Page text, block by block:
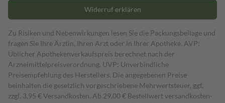
Widerruf erklären
Zu Risiken und Nebenwirkungen lesen Sie die Packungsbeilage und
fragen Sie Ihre Ärztin, Ihren Arzt oder in Ihrer Apotheke. AVP:
Üblicher Apothekenverkaufspreis berechnet nach der
Arzneimittelpreisverordnung. UVP: Unverbindliche
Preisempfehlung des Herstellers. Die angegebenen Preise
beinhalten die gesetzlich vorgeschriebene Mehrwertsteuer, ggf.
zzgl. 3,95 € Versandkosten. Ab 29,00 € Bestell­wert versand­kosten­